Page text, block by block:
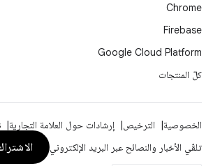
Chrome
Firebase
Google Cloud Platform
كلّ المنتجات
الخصوصية الترخيص إرشادات حول العلامة التجارية
تلقّي الأخبار والنصائح عبر البريد الإلكتروني